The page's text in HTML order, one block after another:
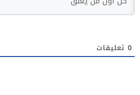
0 تعليقات